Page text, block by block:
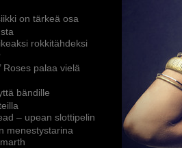
on tärkeä osa
rokkitähdeksi
Roses palaa vielä
bändille
– upean slottipelin
menestystarina